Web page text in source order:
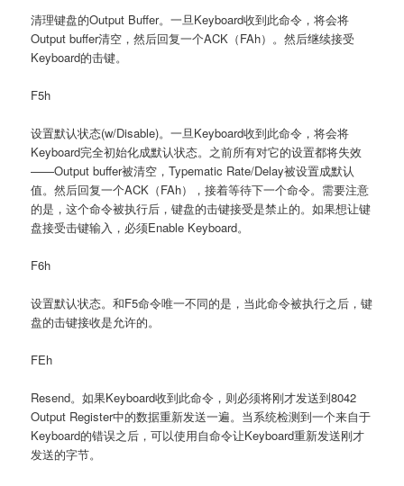
清理键盘的Output Buffer。一旦Keyboard收到此命令，将会将
Output buffer清空，然后回复一个ACK（FAh）。然后继续接受
Keyboard的击键。
F5h
设置默认状态(w/Disable)。一旦Keyboard收到此命令，将会将
Keyboard完全初始化成默认状态。之前所有对它的设置都将失效
——Output buffer被清空，Typematic Rate/Delay被设置成默认
值。然后回复一个ACK（FAh），接着等待下一个命令。需要注意
的是，这个命令被执行后，键盘的击键接受是禁止的。如果想让键
盘接受击键输入，必须Enable Keyboard。
F6h
设置默认状态。和F5命令唯一不同的是，当此命令被执行之后，键
盘的击键接收是允许的。
FEh
Resend。如果Keyboard收到此命令，则必须将刚才发送到8042
Output Register中的数据重新发送一遍。当系统检测到一个来自于
Keyboard的错误之后，可以使用自命令让Keyboard重新发送刚才
发送的字节。